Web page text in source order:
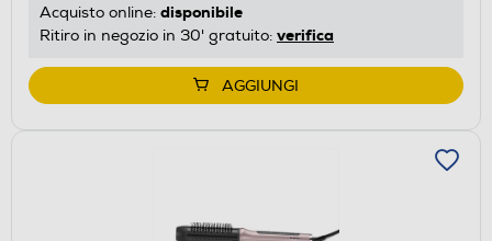
Acquisto online: disponibile
Ritiro in negozio in 30' gratuito: verifica
AGGIUNGI